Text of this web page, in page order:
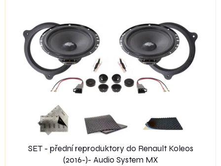
SET - přední reproduktory do Renault Koleos
(2016-)- Audio System MX